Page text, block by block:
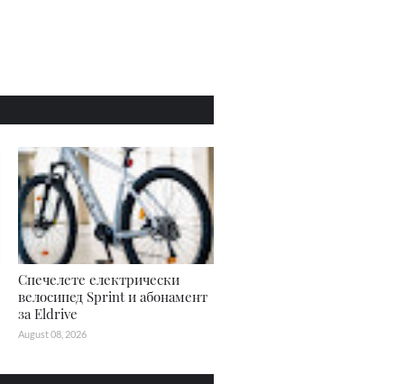
Спечелете електрически
велосипед Sprint и абонамент
за Eldrive
August 08, 2026